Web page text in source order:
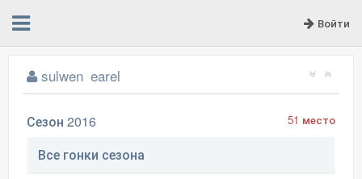
Войти
sulwen_earel
Сезон 2016 51 место
Все гонки сезона